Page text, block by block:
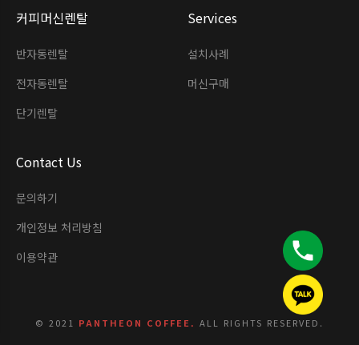
커피머신렌탈
반자동렌탈
전자동렌탈
단기렌탈
Services
설치사례
머신구매
Contact Us
문의하기
개인정보 처리방침
이용약관
© 2021 PANTHEON COFFEE. ALL RIGHTS RESERVED.